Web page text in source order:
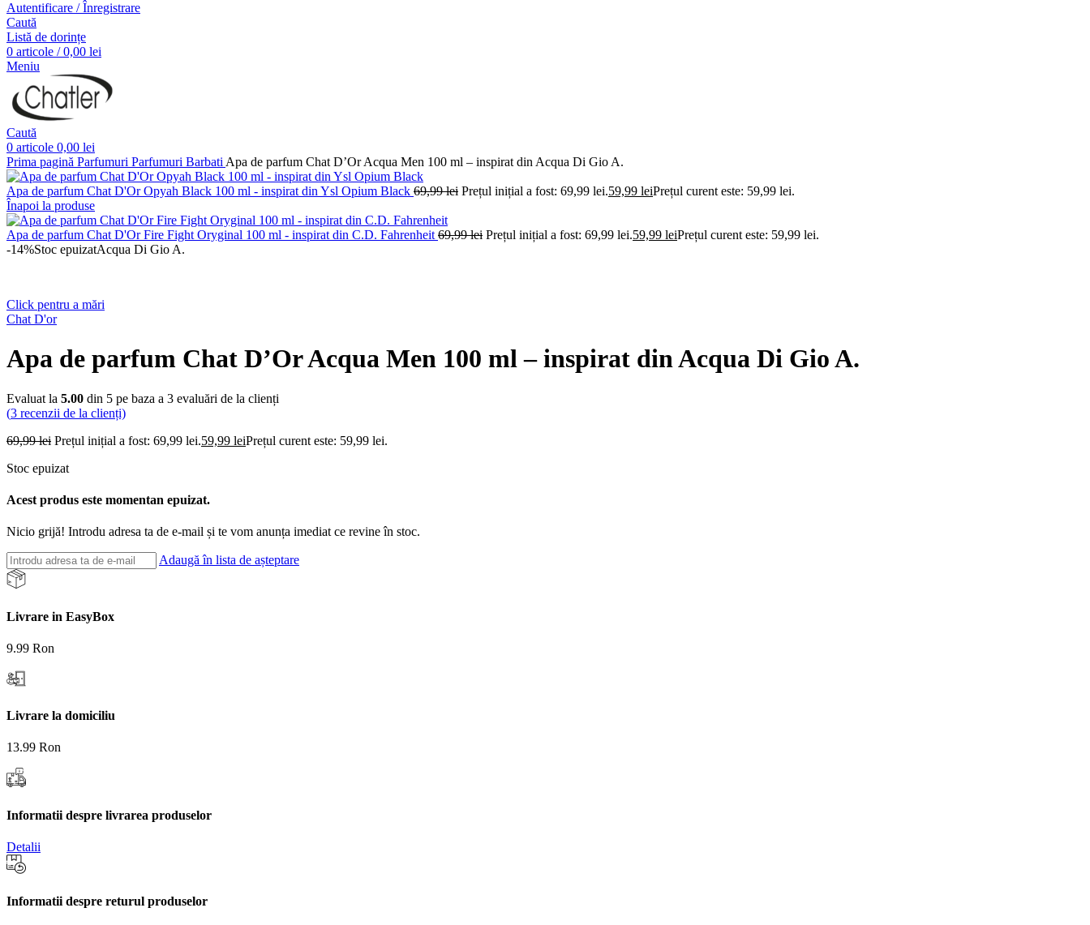
Autentificare / Înregistrare
Caută
Listă de dorințe
0 articole / 0,00 lei
Meniu
Caută
0 articole 0,00 lei
Prima pagină Parfumuri Parfumuri Barbati Apa de parfum Chat D’Or Acqua Men 100 ml – inspirat din Acqua Di Gio A.
Apa de parfum Chat D'Or Opyah Black 100 ml - inspirat din Ysl Opium Black 69,99lei Prețul inițial a fost: 69,99 lei.59,99 leiPrețul curent este: 59,99 lei.
Înapoi la produse
Apa de parfum Chat D'Or Fire Fight Oryginal 100 ml - inspirat din C.D. Fahrenheit 69,99lei Prețul inițial a fost: 69,99 lei.59,99 leiPrețul curent este: 59,99 lei.
-14%Stoc epuizatAcqua Di Gio A.
Click pentru a mări
Chat D'or
Apa de parfum Chat D’Or Acqua Men 100 ml – inspirat din Acqua Di Gio A.
Evaluat la 5.00 din 5 pe baza a 3 evaluări de la clienți
(3 recenzii de la clienți)
69,99lei Prețul inițial a fost: 69,99 lei.59,99 leiPrețul curent este: 59,99 lei.
Stoc epuizat
Acest produs este momentan epuizat.
Nicio grijă! Introdu adresa ta de e-mail și te vom anunța imediat ce revine în stoc.
Adaugă în lista de așteptare
Livrare in EasyBox
9.99 Ron
Livrare la domiciliu
13.99 Ron
Informatii despre livrarea produselor
Detalii
Informatii despre returul produselor